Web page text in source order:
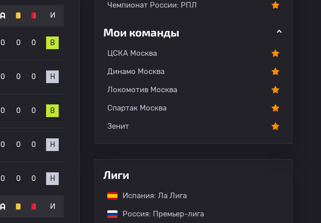
И
0 0 0 В
0 0 0 Н
0 0 0 В
0 0 0 Н
0 0 0 Н
И
Чемпионат России: РПЛ
Мои команды
ЦСКА Москва
Динамо Москва
Локомотив Москва
Спартак Москва
Зенит
Лиги
Испания: Ла Лига
Россия: Премьер-лига